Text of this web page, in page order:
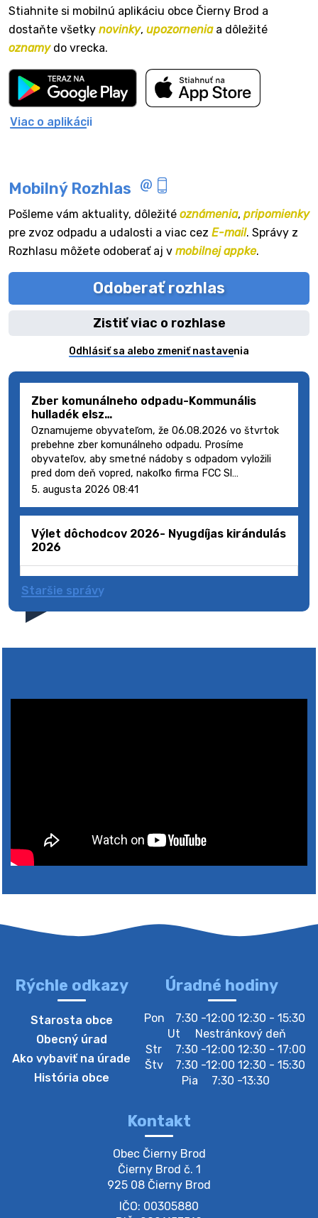
Stiahnite si mobilnú aplikáciu obce Čierny Brod a
dostaňte všetky novinky, upozorneniaa dôležité
oznamydo vrecka.
Viac o aplikácii
Mobilný Rozhlas
Pošleme vám aktuality, dôležité oznámenia, pripomienky
pre zvoz odpadu a udalosti a viac cez E-mail. Správy z
Rozhlasu môžete odoberať aj v mobilnej appke.
Odoberať rozhlas
Zistiť viac o rozhlase
Odhlásiť sa alebo zmeniť nastavenia
Zber komunálneho odpadu-Kommunális
hulladék elsz…
Oznamujeme obyvateľom, že 06.08.2026 vo štvrtok
prebehne zber komunálneho odpadu. Prosíme
obyvateľov, aby smetné nádoby s odpadom vyložili
pred dom deň vopred, nakoľko firma FCC Sl…
5. augusta 2026 08:41
Výlet dôchodcov 2026- Nyugdíjas kirándulás
2026
4. augusta 2026 10:05
Zberný dvor-Gyűjtőudvar
bude zberný dvor zatvorený. Értesítjük a lakosokat,
Zber separovaného odpadu plastu-
Oznamujeme obyvateľom, že v stredu 05. augusta
prebehne zber separovaného odpadu plastu. Prosíme
obyvateľov, aby vrecia s odpadom vyložili pred dom už
Oznámenie o plánovanom prerušení dodávky
Oznamujeme Vám, že v určitých dňoch bude v
niektorých častiach našej obce plánované prerušenie
distribúcie elektrickej energie. Podrobné informácie o
Staršie správy
Rýchle odkazy
Starosta obce
Obecný úrad
Ako vybaviť na úrade
História obce
Úradné hodiny
Pon
7:30 -12:00 12:30 - 15:30
Ut
Nestránkový deň
Str
7:30 -12:00 12:30 - 17:00
Štv
7:30 -12:00 12:30 - 15:30
Pia
7:30 -13:30
Kontakt
Obec Čierny Brod
Čierny Brod č. 1
925 08 Čierny Brod
IČO: 00305880